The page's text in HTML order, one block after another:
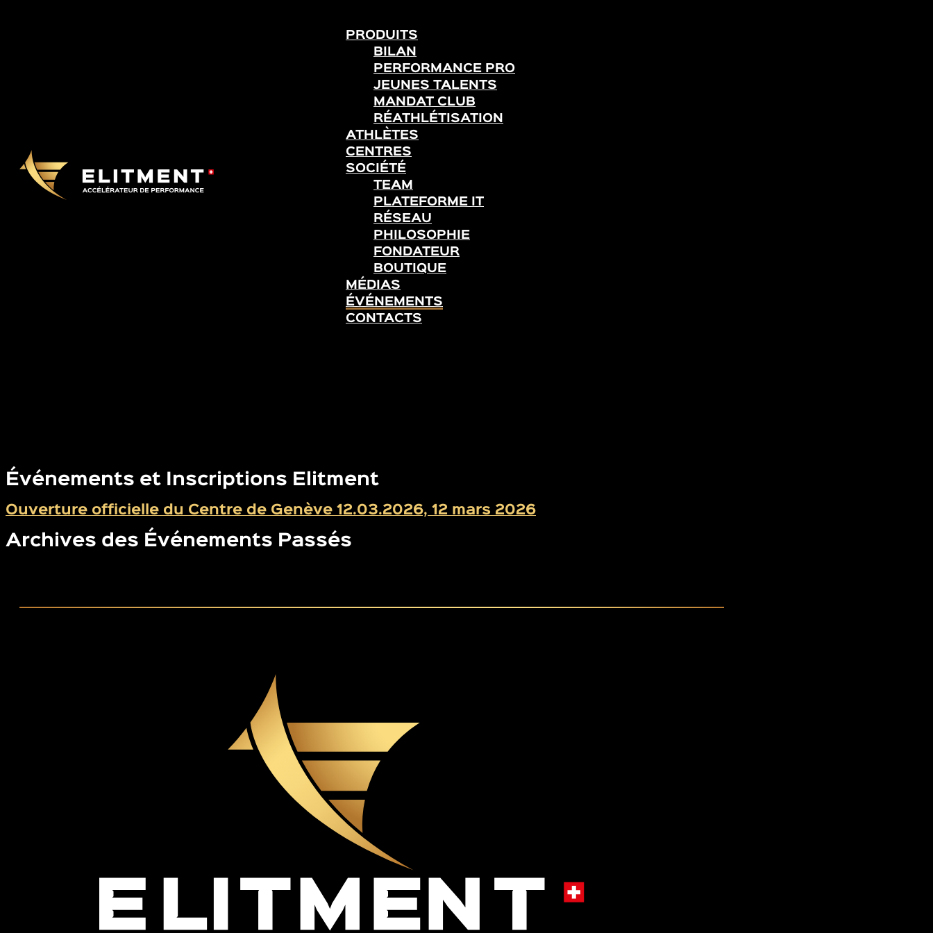
PRODUITS
BILAN
PERFORMANCE PRO
JEUNES TALENTS
MANDAT CLUB
RÉATHLÉTISATION
ATHLÈTES
CENTRES
SOCIÉTÉ
TEAM
PLATEFORME IT
RÉSEAU
PHILOSOPHIE
FONDATEUR
BOUTIQUE
MÉDIAS
ÉVÉNEMENTS
CONTACTS
Événements et Inscriptions Elitment
Ouverture officielle du Centre de Genève 12.03.2026, 12 mars 2026
Archives des Événements Passés